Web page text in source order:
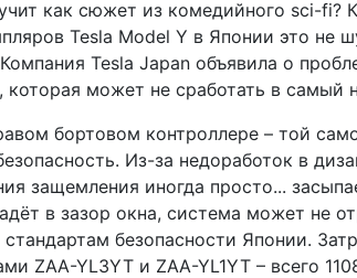
как сюжет из комедийного sci-fi?
Tesla Model Y в Японии это не
Tesla Japan объявила о
которая может не сработать в самый
бортовом контроллере – той
Из-за недоработок в
защемления иногда просто...
в зазор окна, система может не
безопасности Японии.
ZAA-YL3YT и ZAA-YL1YT – всего